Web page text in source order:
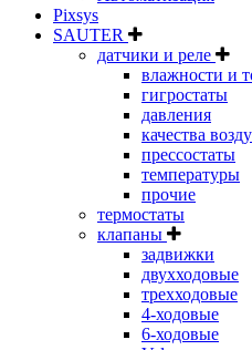
Pixsys
SAUTER
датчики и реле
влажности и
гигростаты
давления
качества
прессостаты
температуры
прочие
термостаты
клапаны
задвижки
двухходовые
трехходовые
4-ходовые
6-ходовые